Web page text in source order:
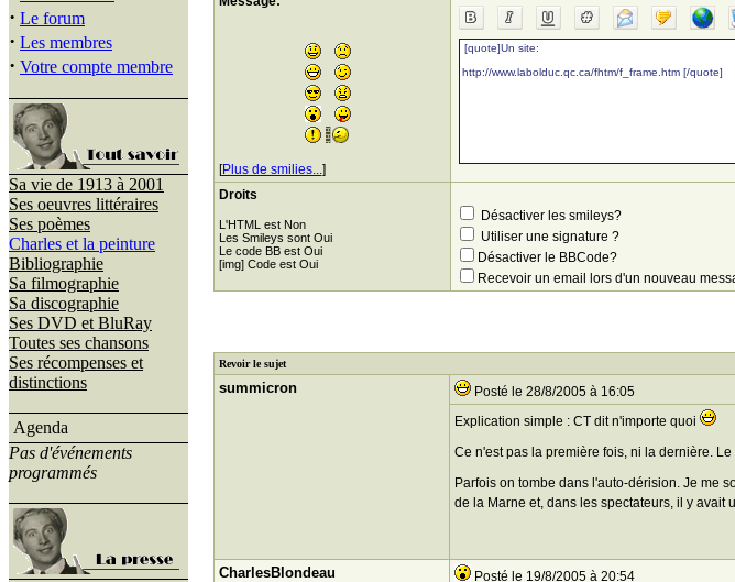
· Le forum
· Les membres
· Votre compte membre
Sa vie de 1913 à 2001
Ses oeuvres littéraires
Ses poèmes
Charles et la peinture
Bibliographie
Sa filmographie
Sa discographie
Ses DVD et BluRay
Toutes ses chansons
Ses récompenses et
distinctions
Agenda
Pas d'événements
programmés
[Plus de smilies...]
Droits
L'HTML est Non
Les Smileys sont Oui
Le code BB est Oui
[img] Code est Oui
Désactiver les smileys?
Utiliser une signature ?
Désactiver le BBCode?
Recevoir un email lors d'un nouveau
Revoir le sujet
summicron
Posté le 28/8/2005 à 16:05
Explication simple : CT dit n'importe quoi
Ce n'est pas la première fois, ni la dernière.
Parfois on tombe dans l'auto-dérision. Je me
de la Marne et, dans les spectateurs, il y avait
CharlesBlondeau
Posté le 19/8/2005 à 20:54